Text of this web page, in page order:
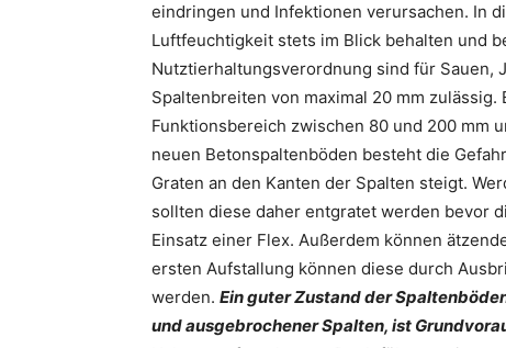
eindringen und Infektionen verursachen. In
Luftfeuchtigkeit stets im Blick behalten und
Nutztierhaltungsverordnung sind für Sauen,
Spaltenbreiten von maximal 20 mm
Funktionsbereich zwischen 80 und 200 mm
neuen Betonspaltenböden besteht die
Graten an den Kanten der Spalten steigt.
sollten diese daher entgratet werden bevor
Einsatz einer Flex. Außerdem können
ersten Aufstallung können diese durch
werden. Ein guter Zustand der
und ausgebrochener Spalten, ist